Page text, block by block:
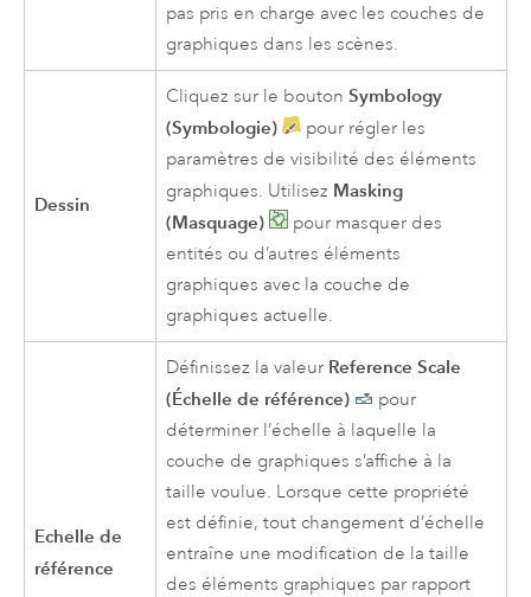
pas pris en charge avec les couches de
graphiques dans les scènes.
Dessin
Cliquez sur le boutonSymbology
(Symbologie)
pour régler les
paramètres de visibilité des éléments
graphiques. Utilisez Masking
(Masquage)
pour masquer des
entités ou d’autres éléments
graphiques avec la couche de
graphiques actuelle.
Echelle de
référence
Définissez la valeur Reference Scale
(Échelle de référence)
pour
déterminer l’échelle à laquelle la
couche de graphiques s’affiche à la
taille voulue. Lorsque cette propriété
est définie, tout changement d’échelle
entraîne une modification de la taille
des éléments graphiques par rapport